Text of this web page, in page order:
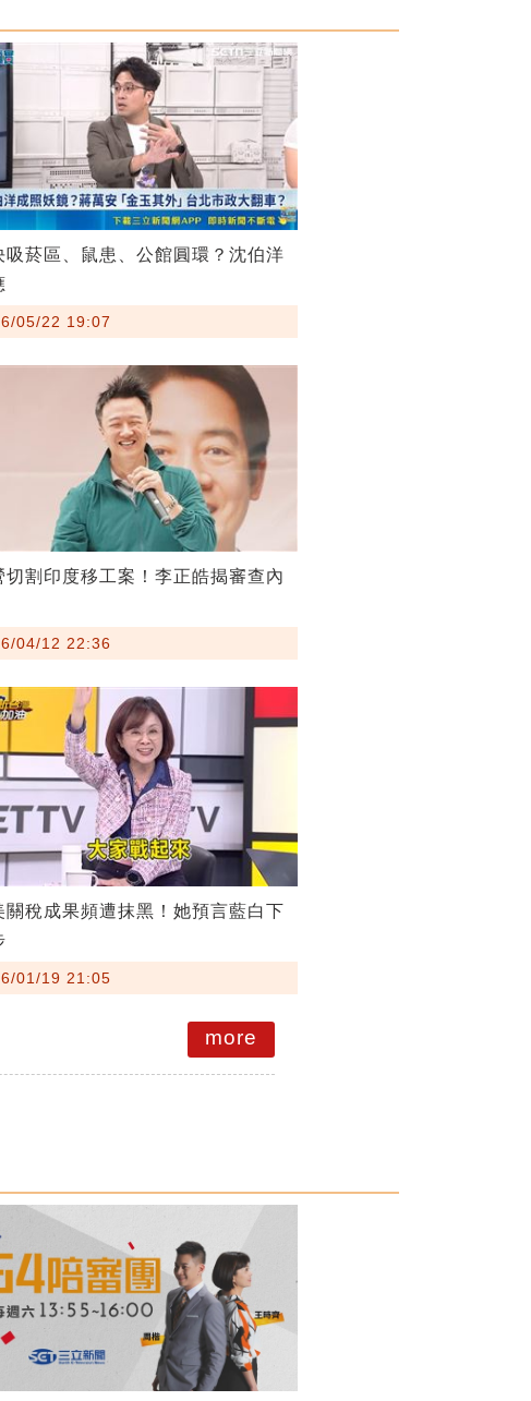
吸菸區、鼠患、公館圓環？沈伯洋
05/22 19:07
切割印度移工案！李正皓揭審查內
04/12 22:36
關稅成果頻遭抹黑！她預言藍白下
01/19 21:05
more